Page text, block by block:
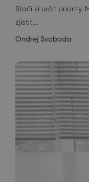
Stačí si určit priority.
zjistit,…
Ondrej Svoboda